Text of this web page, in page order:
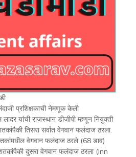
प्रशिक्षकाची नेमणूक केली
यांची राजस्थान डीजीपी म्हणून नियुक्ती
तिसरा सर्वात वेगवान फलंदाज ठरला.
वेगवान फलंदाज ठरले (68 डाव)
दुसरा वेगवान फलंदाज ठरला (Inn